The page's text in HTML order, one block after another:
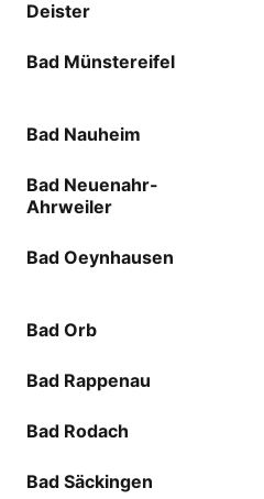
Deister
Bad Münstereifel
Bad Nauheim
Bad Neuenahr-
Ahrweiler
Bad Oeynhausen
Bad Orb
Bad Rappenau
Bad Rodach
Bad Säckingen